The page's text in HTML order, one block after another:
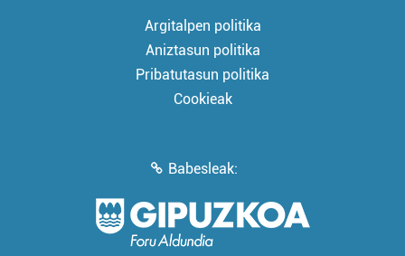
Argitalpen politika
Aniztasun politika
Pribatutasun politika
Cookieak
Babesleak: